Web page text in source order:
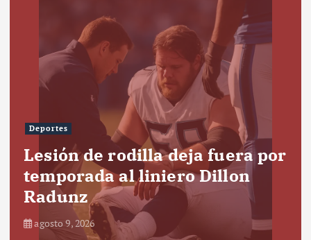
Deportes
Lesión de rodilla deja fuera por
temporada al liniero Dillon
Radunz
agosto 9, 2026